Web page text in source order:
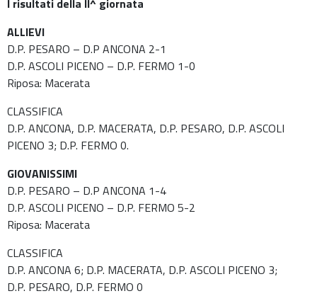
I risultati della II^ giornata
ALLIEVI
D.P. PESARO – D.P ANCONA 2-1
D.P. ASCOLI PICENO – D.P. FERMO 1-0
Riposa: Macerata
CLASSIFICA
D.P. ANCONA, D.P. MACERATA, D.P. PESARO, D.P. ASCOLI
PICENO 3; D.P. FERMO 0.
GIOVANISSIMI
D.P. PESARO – D.P ANCONA 1-4
D.P. ASCOLI PICENO – D.P. FERMO 5-2
Riposa: Macerata
CLASSIFICA
D.P. ANCONA 6; D.P. MACERATA, D.P. ASCOLI PICENO 3;
D.P. PESARO, D.P. FERMO 0